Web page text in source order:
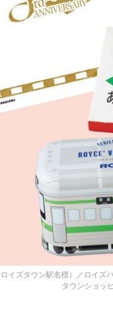
イズタウン駅名標）／ロイズ
タウンショッ